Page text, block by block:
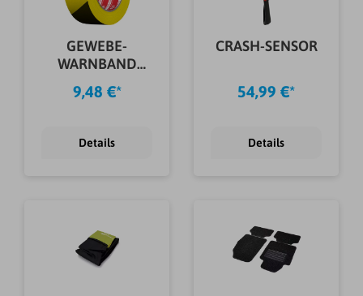
GEWEBE-
WARNBAND
GELB/SCHWARZ
48MM 33M
9,48 €*
Details
CRASH-SENSOR
54,99 €*
Details